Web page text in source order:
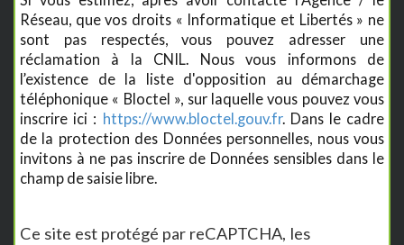
Réseau, que vos droits « Informatique et Libertés » ne
sont pas respectés, vous pouvez adresser une
réclamation à la CNIL. Nous vous informons de
l’existence de la liste d'opposition au démarchage
téléphonique « Bloctel », sur laquelle vous pouvez vous
inscrire ici : https://www.bloctel.gouv.fr. Dans le cadre
de la protection des Données personnelles, nous vous
invitons à ne pas inscrire de Données sensibles dans le
champ de saisie libre.
Ce site est protégé par reCAPTCHA, les